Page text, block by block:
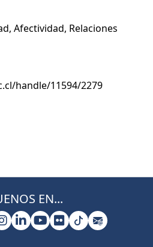
, Afectividad, Relaciones
handle/11594/2279
EN...